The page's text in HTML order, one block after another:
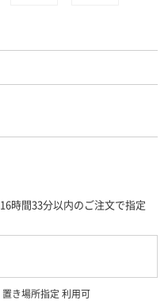
16時間33分以内のご注文で指定
置き場所指定 利用可